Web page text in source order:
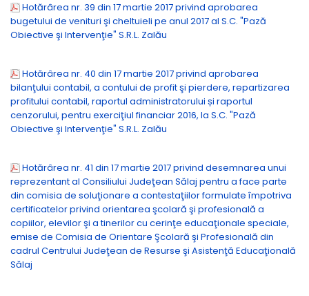
Hotărârea nr. 39 din 17 martie 2017 privind aprobarea
bugetului de venituri şi cheltuieli pe anul 2017 al S.C. "Pază
Obiective şi Intervenţie" S.R.L. Zalău
Hotărârea nr. 40 din 17 martie 2017 privind aprobarea
bilanţului contabil, a contului de profit şi pierdere, repartizarea
profitului contabil, raportul administratorului și raportul
cenzorului, pentru exerciţiul financiar 2016, la S.C. "Pază
Obiective şi Intervenţie" S.R.L. Zalău
Hotărârea nr. 41 din 17 martie 2017 privind desemnarea unui
reprezentant al Consiliului Judeţean Sălaj pentru a face parte
din comisia de soluţionare a contestaţiilor formulate împotriva
certificatelor privind orientarea şcolară şi profesională a
copiilor, elevilor şi a tinerilor cu cerinţe educaţionale speciale,
emise de Comisia de Orientare Şcolară şi Profesională din
cadrul Centrului Judeţean de Resurse şi Asistenţă Educaţională
Sălaj